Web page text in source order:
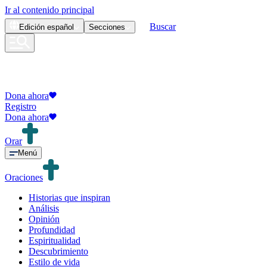
Ir al contenido principal
Edición español Secciones Buscar
Dona ahora
Registro
Dona ahora
Orar
Menú
Oraciones
Historias que inspiran
Análisis
Opinión
Profundidad
Espiritualidad
Descubrimiento
Estilo de vida